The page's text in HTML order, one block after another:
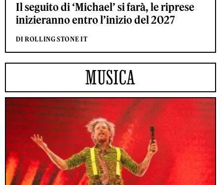
Il seguito di ‘Michael’ si farà, le riprese
inizieranno entro l’inizio del 2027
DI ROLLING STONE IT
MUSICA